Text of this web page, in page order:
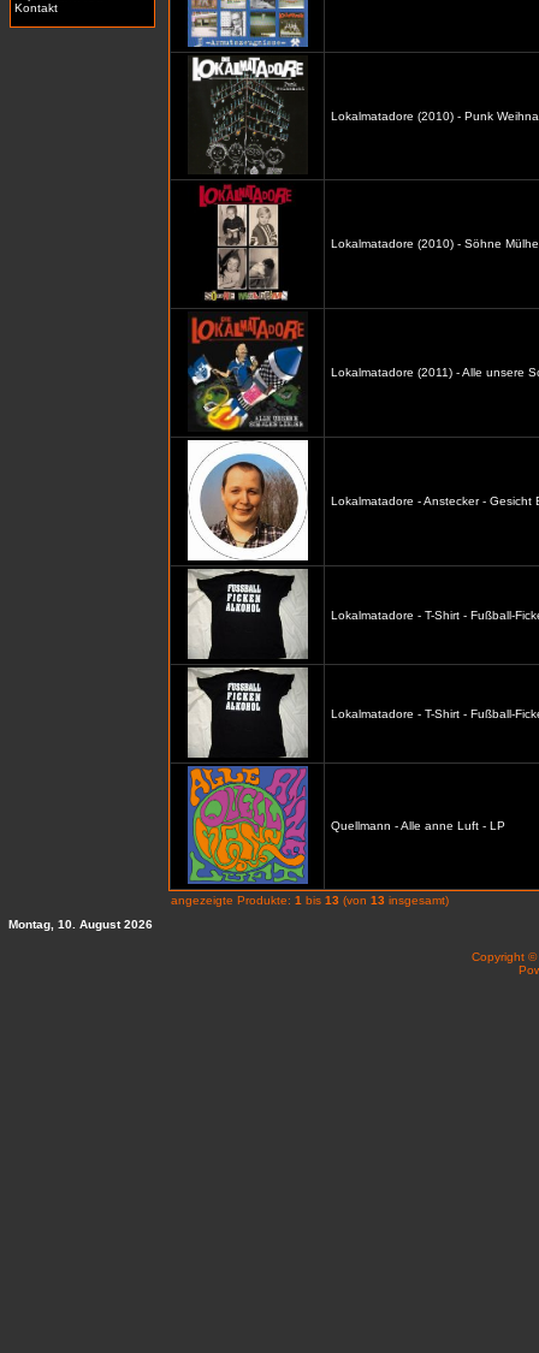
Kontakt
Lokalmatadore (2010) - Punk
Lokalmatadore (2010) - Söhne
Lokalmatadore (2011) - Alle unsere
Lokalmatadore - Anstecker - Gesicht
Lokalmatadore - T-Shirt - Fußball-
Lokalmatadore - T-Shirt - Fußball-
Quellmann - Alle anne Luft - LP
angezeigte Produkte: 1 bis 13 (von 13 insgesamt)
Montag, 10. August 2026
Copyright